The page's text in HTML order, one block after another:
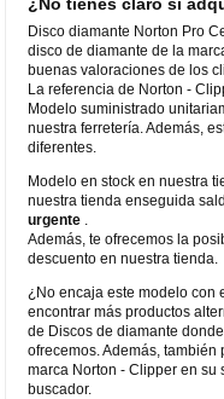
Disco diamante Norton Pro
disco de diamante de la
buenas valoraciones de los
La referencia de Norton -
Modelo suministrado
nuestra ferretería. Además,
diferentes.
Modelo en stock en nuestra
nuestra tienda enseguida
urgente
Además, te ofrecemos la
descuento en nuestra tienda.
¿No encaja este modelo con
encontrar más productos
de Discos de diamante
ofrecemos. Además,
marca Norton - Clipper en
buscador.